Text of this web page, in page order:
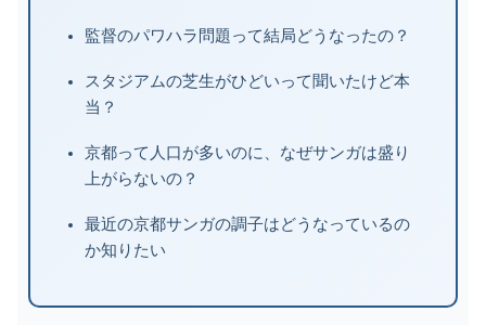
監督のパワハラ問題って結局どうなったの？
スタジアムの芝生がひどいって聞いたけど本
当？
京都って人口が多いのに、なぜサンガは盛り
上がらないの？
最近の京都サンガの調子はどうなっているの
か知りたい